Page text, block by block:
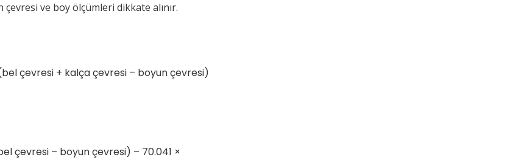
ve boy ölçümleri dikkate alınır.
çevresi + kalça çevresi – boyun çevresi)
çevresi – boyun çevresi) – 70.041 ×